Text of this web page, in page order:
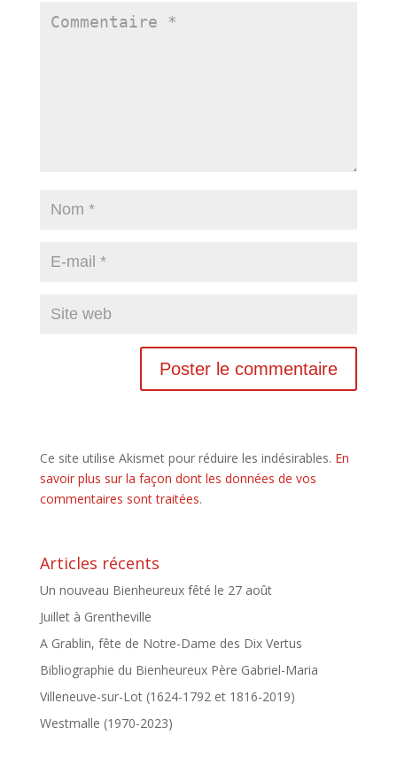
Ce site utilise Akismet pour réduire les indésirables. En
savoir plus sur la façon dont les données de vos
commentaires sont traitées.
Articles récents
Un nouveau Bienheureux fêté le 27 août
Juillet à Grentheville
A Grablin, fête de Notre-Dame des Dix Vertus
Bibliographie du Bienheureux Père Gabriel-Maria
Villeneuve-sur-Lot (1624-1792 et 1816-2019)
Westmalle (1970-2023)